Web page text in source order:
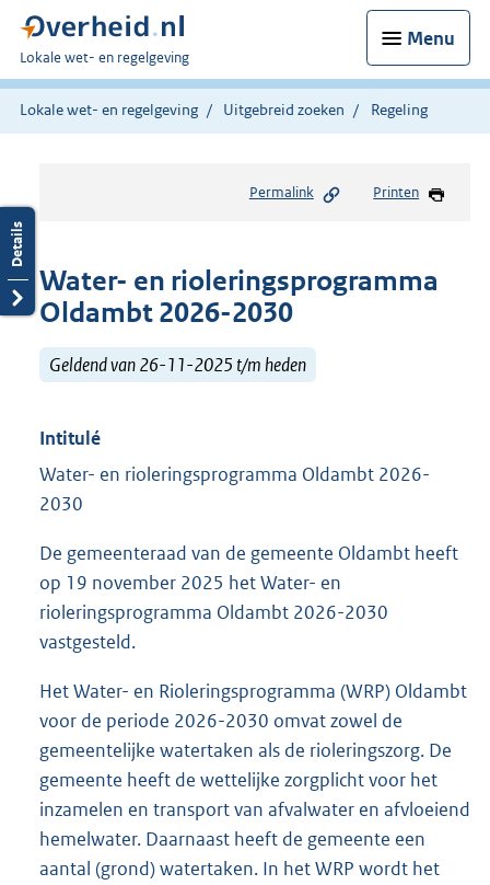
Menu
U
bent
hier:
Lokale wet- en regelgeving
Lokale wet- en regelgeving Uitgebreid zoeken Regeling
Permalink Printen
Water- en rioleringsprogramma
Oldambt 2026-2030
Geldend van 26-11-2025 t/m heden
Intitulé
Water- en rioleringsprogramma Oldambt 2026-
2030
De gemeenteraad van de gemeente Oldambt heeft
op 19 november 2025 het Water- en
rioleringsprogramma Oldambt 2026-2030
vastgesteld.
Het Water- en Rioleringsprogramma (WRP) Oldambt
voor de periode 2026-2030 omvat zowel de
gemeentelijke watertaken als de rioleringszorg. De
gemeente heeft de wettelijke zorgplicht voor het
inzamelen en transport van afvalwater en afvloeiend
hemelwater. Daarnaast heeft de gemeente een
aantal (grond) watertaken. In het WRP wordt het